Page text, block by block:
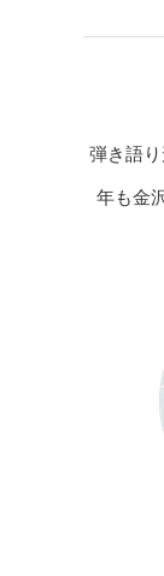
弾き語
年も金